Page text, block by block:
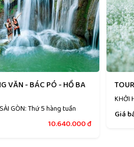
VĂN - BÁC PÓ - HỒ BA
GÒN: Thứ 5 hàng tuần
10.640.000đ
KHỞI
Giá